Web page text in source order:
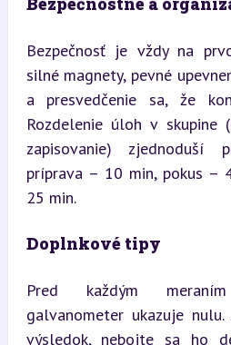
Bezpečnosť je vždy na
silné magnety, pevné
a presvedčenie sa, že
Rozdelenie úloh v skupine
zapisovanie) zjednoduší
príprava – 10 min, pokus –
25 min.
Doplnkové tipy
Pred každým
galvanometer ukazuje
výsledok, nebojte sa ho